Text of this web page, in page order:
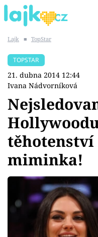
SHOPAHOLICADEL
Témata
Přihlášení
Sledujte nás
Lajk ■ TopStar
TOPSTAR
21. dubna 2014 12:44
Ivana Nádvorníková
miminka!